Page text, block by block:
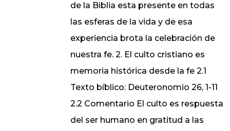
de la Biblia esta presente en todas
las esferas de la vida y de esa
experiencia brota la celebración de
nuestra fe. 2. El culto cristiano es
memoria histórica desde la fe 2.1
Texto bíblico: Deuteronomio 26, 1-11
2.2 Comentario El culto es respuesta
del ser humano en gratitud a las